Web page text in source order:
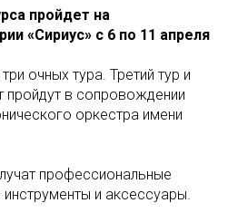
пройдет на
«Сириус» с 6 по 11 апреля
очных тура. Третий тур и
пройдут в сопровождении
оркестра имени
профессиональные
и аксессуары.